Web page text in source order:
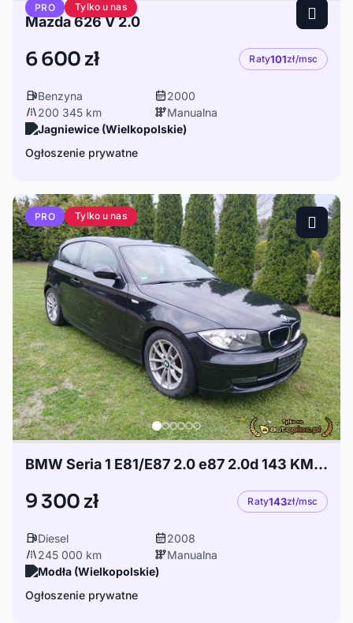
PRO Tylko u nas
Mazda 626 V 2.0
6 600 zł Raty101zł/msc
Benzyna
2000
200 345 km
Manualna
Jagniewice (Wielkopolskie)
Ogłoszenie prywatne
PRO Tylko u nas
BMW Seria 1 E81/E87 2.0 e87 2.0d 143 KM nowy rozrzad
9 300 zł Raty143zł/msc
Diesel
2008
245 000 km
Manualna
Modła (Wielkopolskie)
Ogłoszenie prywatne